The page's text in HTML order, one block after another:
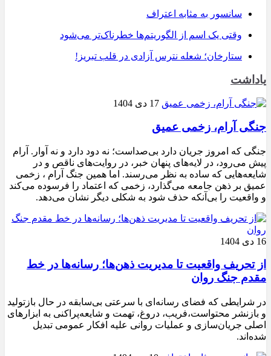
سانسور به مثابه اعتراف
وقتی یک اسم از الگوریتم‌ها خطرناک‌تر می‌شود
ستارخان؛ شعله نترس آزادی در قلب تبریز!
یاداشت
17 دی 1404
جنگی آرام، زخمی عمیق
جنگی که امروز جریان دارد بی‌صداست؛ نه دود دارد و نه آوار. آرام
پیش می‌رود، در لایه‌های پنهان خبر، در روایت‌های ناقص و در
شایعه‌هایی که ساده به نظر می‌رسند. اما همین جنگ آرام ، زخمی
عمیق بر ذهن جامعه می‌گذارد، زخمی که اعتماد را فرسوده می‌کند
و واقعیت را بی‌آنکه حذف شود به شکلی دیگر نشان می‌دهد.
16 دی 1404
از تحریف واقعیت تا مدیریت ذهن‌ها؛ رسانه‌ها در خط
مقدم جنگ روان
در شرایطی که فضای رسانه‌ای با سرعتی بی‌سابقه در حال بازتولید
و بازنشر محتواست،فریب، دروغ، تهمت و شایعه‌پراکنی به ابزارهای
اصلی جریان‌سازی و عملیات روانی علیه افکار عمومی تبدیل
شده‌اند.